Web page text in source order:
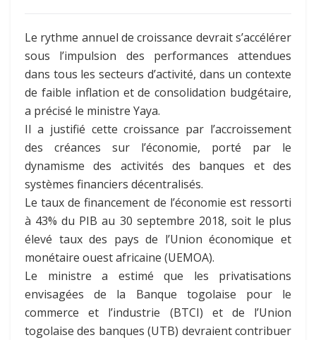
Le rythme annuel de croissance devrait s’accélérer
sous l’impulsion des performances attendues
dans tous les secteurs d’activité, dans un contexte
de faible inflation et de consolidation budgétaire,
a précisé le ministre Yaya.
Il a justifié cette croissance par l’accroissement
des créances sur l’économie, porté par le
dynamisme des activités des banques et des
systèmes financiers décentralisés.
Le taux de financement de l’économie est ressorti
à 43% du PIB au 30 septembre 2018, soit le plus
élevé taux des pays de l’Union économique et
monétaire ouest africaine (UEMOA).
Le ministre a estimé que les privatisations
envisagées de la Banque togolaise pour le
commerce et l’industrie (BTCI) et de l’Union
togolaise des banques (UTB) devraient contribuer